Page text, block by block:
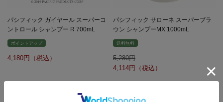
パシフィック ガイヤール スーパーコ
ントロール シャンプー R 700mL
ポイントアップ
4,180
パシフィック サローネ スーパーブラ
ウン シャンプーMX 1000mL
送料無料
5,280
4,114